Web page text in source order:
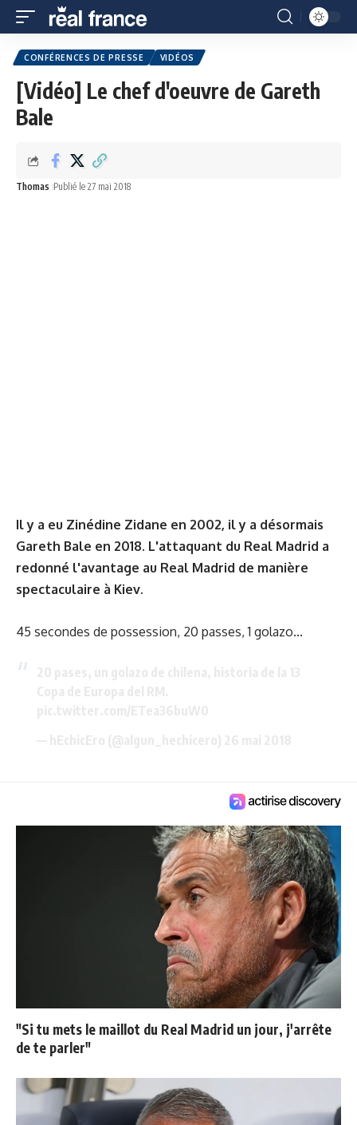
CONFÉRENCES DE PRESSE VIDÉOS
[Vidéo] Le chef d'oeuvre de Gareth
Bale
Thomas Publié le 27 mai 2018
Il y a eu Zinédine Zidane en 2002, il y a désormais
Gareth Bale en 2018. L'attaquant du Real Madrid a
redonné l'avantage au Real Madrid de manière
spectaculaire à Kiev.
45 secondes de possession, 20 passes, 1 golazo...
"Si tu mets le maillot du Real Madrid un jour, j'arrête
de te parler"